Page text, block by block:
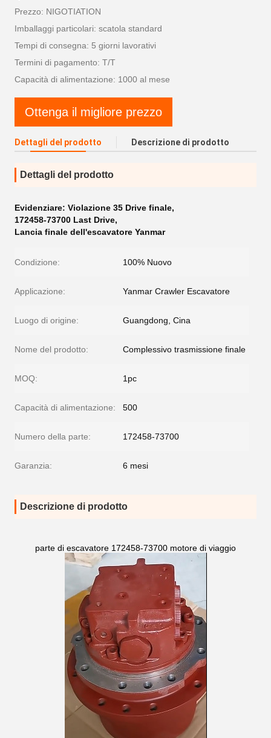
Prezzo: NIGOTIATION
Imballaggi particolari: scatola standard
Tempi di consegna: 5 giorni lavorativi
Termini di pagamento: T/T
Capacità di alimentazione: 1000 al mese
Ottenga il migliore prezzo
Dettagli del prodotto Descrizione di prodotto
Dettagli del prodotto
Evidenziare: Violazione 35 Drive finale,
172458-73700 Last Drive,
Lancia finale dell'escavatore Yanmar
Condizione: 100% Nuovo
Applicazione: Yanmar Crawler Escavatore
Luogo di origine: Guangdong, Cina
Nome del prodotto: Complessivo trasmissione finale
MOQ: 1pc
Capacità di alimentazione: 500
Numero della parte: 172458-73700
Garanzia: 6 mesi
Descrizione di prodotto
parte di escavatore 172458-73700 motore di viaggio